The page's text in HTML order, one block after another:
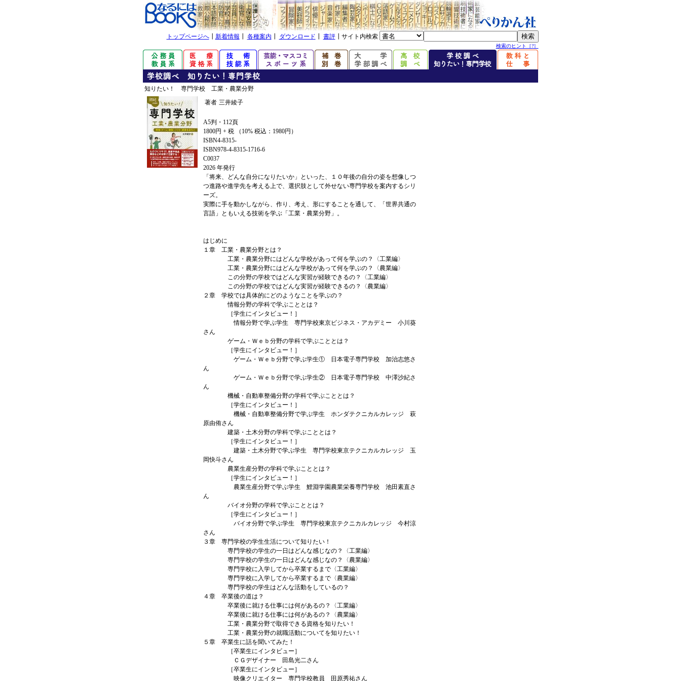
トップページへ┃ 新着情報 各種案内 ダウンロード 書評┃サイト内検索
検索のヒント［?］
知りたい！ 専門学校 工業・農業分野
著者 三井綾子
A5判・112頁
1800円 + 税 （10% 税込：1980円）
ISBN4-8315-
ISBN978-4-8315-1716-6
C0037
2026 年発行
「将来、どんな自分になりたいか」といった、１０年後の自分の姿を想像しつ
つ進路や進学先を考える上で、選択肢として外せない専門学校を案内するシリ
ーズ。
実際に手を動かしながら、作り、考え、形にすることを通して、「世界共通の
言語」ともいえる技術を学ぶ「工業・農業分野」。
はじめに
１章 工業・農業分野とは？
工業・農業分野にはどんな学校があって何を学ぶの？〈工業編〉
工業・農業分野にはどんな学校があって何を学ぶの？〈農業編〉
この分野の学校ではどんな実習が経験できるの？〈工業編〉
この分野の学校ではどんな実習が経験できるの？〈農業編〉
２章 学校では具体的にどのようなことを学ぶの？
情報分野の学科で学ぶこととは？
［学生にインタビュー！］
情報分野で学ぶ学生 専門学校東京ビジネス・アカデミー 小川葵
さん
ゲーム・Ｗｅｂ分野の学科で学ぶこととは？
［学生にインタビュー！］
ゲーム・Ｗｅｂ分野で学ぶ学生① 日本電子専門学校 加治志悠さ
ん
ゲーム・Ｗｅｂ分野で学ぶ学生② 日本電子専門学校 中澤沙紀さ
ん
機械・自動車整備分野の学科で学ぶこととは？
［学生にインタビュー！］
機械・自動車整備分野で学ぶ学生 ホンダテクニカルカレッジ 萩
原由侑さん
建築・土木分野の学科で学ぶこととは？
［学生にインタビュー！］
建築・土木分野で学ぶ学生 専門学校東京テクニカルカレッジ 玉
岡快斗さん
農業生産分野の学科で学ぶこととは？
［学生にインタビュー！］
農業生産分野で学ぶ学生 鯉淵学園農業栄養専門学校 池田素直さ
ん
バイオ分野の学科で学ぶこととは？
［学生にインタビュー！］
バイオ分野で学ぶ学生 専門学校東京テクニカルカレッジ 今村涼
さん
３章 専門学校の学生生活について知りたい！
専門学校の学生の一日はどんな感じなの？〈工業編〉
専門学校の学生の一日はどんな感じなの？〈農業編〉
専門学校に入学してから卒業するまで〈工業編〉
専門学校に入学してから卒業するまで〈農業編〉
専門学校の学生はどんな活動をしているの？
４章 卒業後の道は？
卒業後に就ける仕事には何があるの？〈工業編〉
卒業後に就ける仕事には何があるの？〈農業編〉
工業・農業分野で取得できる資格を知りたい！
工業・農業分野の就職活動についてを知りたい！
５章 卒業生に話を聞いてみた！
［卒業生にインタビュー］
ＣＧデザイナー 田島光二さん
［卒業生にインタビュー］
映像クリエイター 専門学校教員 田原秀祐さん